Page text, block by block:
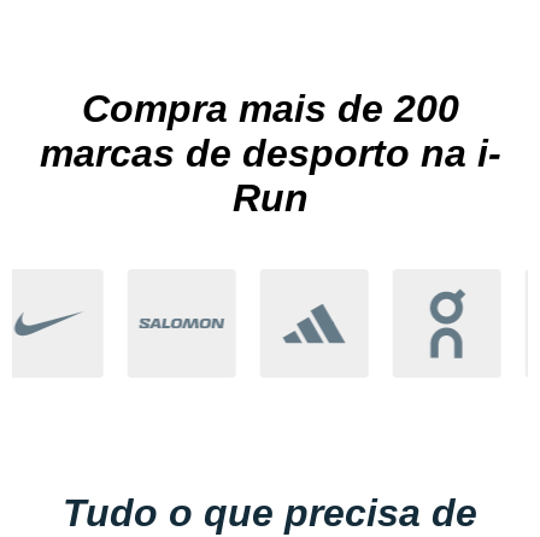
Compra mais de 200
marcas de desporto na i-
Run
Tudo o que precisa de